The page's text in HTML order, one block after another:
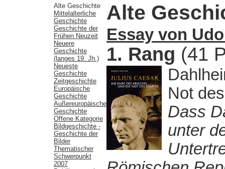
Alte Geschichte
Mittelalterliche
Geschichte
Geschichte der
Frühen Neuzeit
Neuere
Geschichte
(langes 19. Jh.)
Neueste
Geschichte
Zeitgeschichte
Europäische
Geschichte
Außereuropäische
Geschichte
Offene Kategorie
Bildgeschichte -
Geschichte der
Bilder
Thematischer
Schwerpunkt
2007
Alte
Essay von
1. Rang (41
Not
Dass
unter